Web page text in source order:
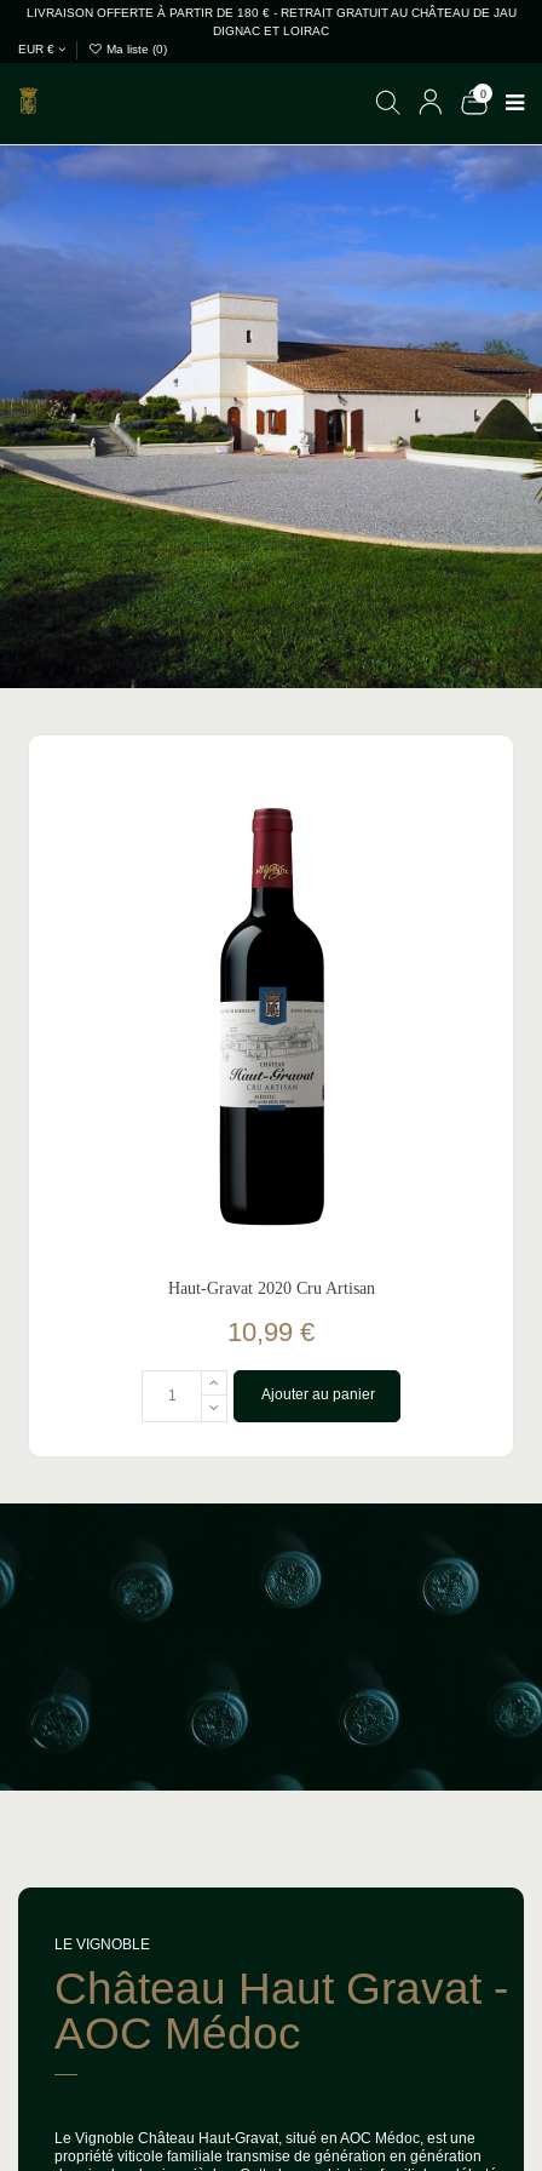
LIVRAISON OFFERTE À PARTIR DE 180 € - RETRAIT GRATUIT AU CHÂTEAU DE JAU
DIGNAC ET LOIRAC
EUR €
Ma liste (0)
0
Haut-Gravat 2020 Cru Artisan
10,99 €
Ajouter au panier
LE VIGNOBLE
Château Haut Gravat -
AOC Médoc
Le Vignoble Château Haut-Gravat, situé en AOC Médoc, est une
propriété viticole familiale transmise de génération en génération